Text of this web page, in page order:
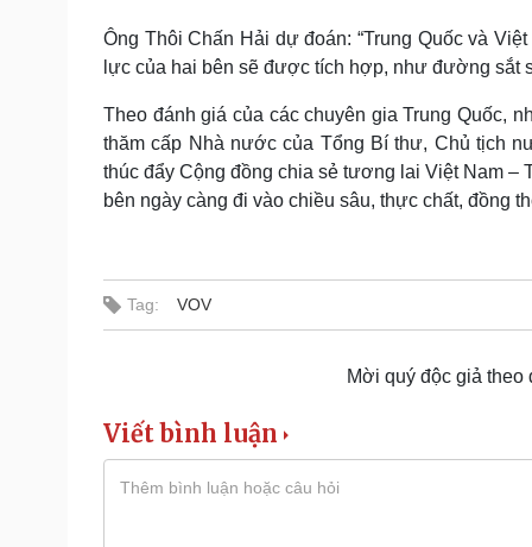
Ông Thôi Chấn Hải dự đoán: “Trung Quốc và
lực của hai bên sẽ được tích hợp, như đường sắt
Theo đánh giá của các chuyên gia Trung Quốc,
thăm cấp Nhà nước của Tổng Bí thư, Chủ tịch
thúc đẩy Cộng đồng chia sẻ tương lai Việt Nam
bên ngày càng đi vào chiều sâu, thực chất, đồng
Tag: VOV
Mời quý độc giả theo
Viết bình luận